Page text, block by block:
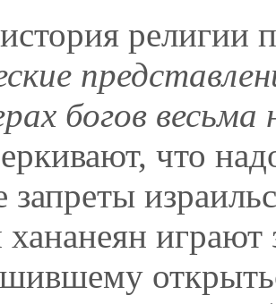
религии
богов
что
запреты
хананеян